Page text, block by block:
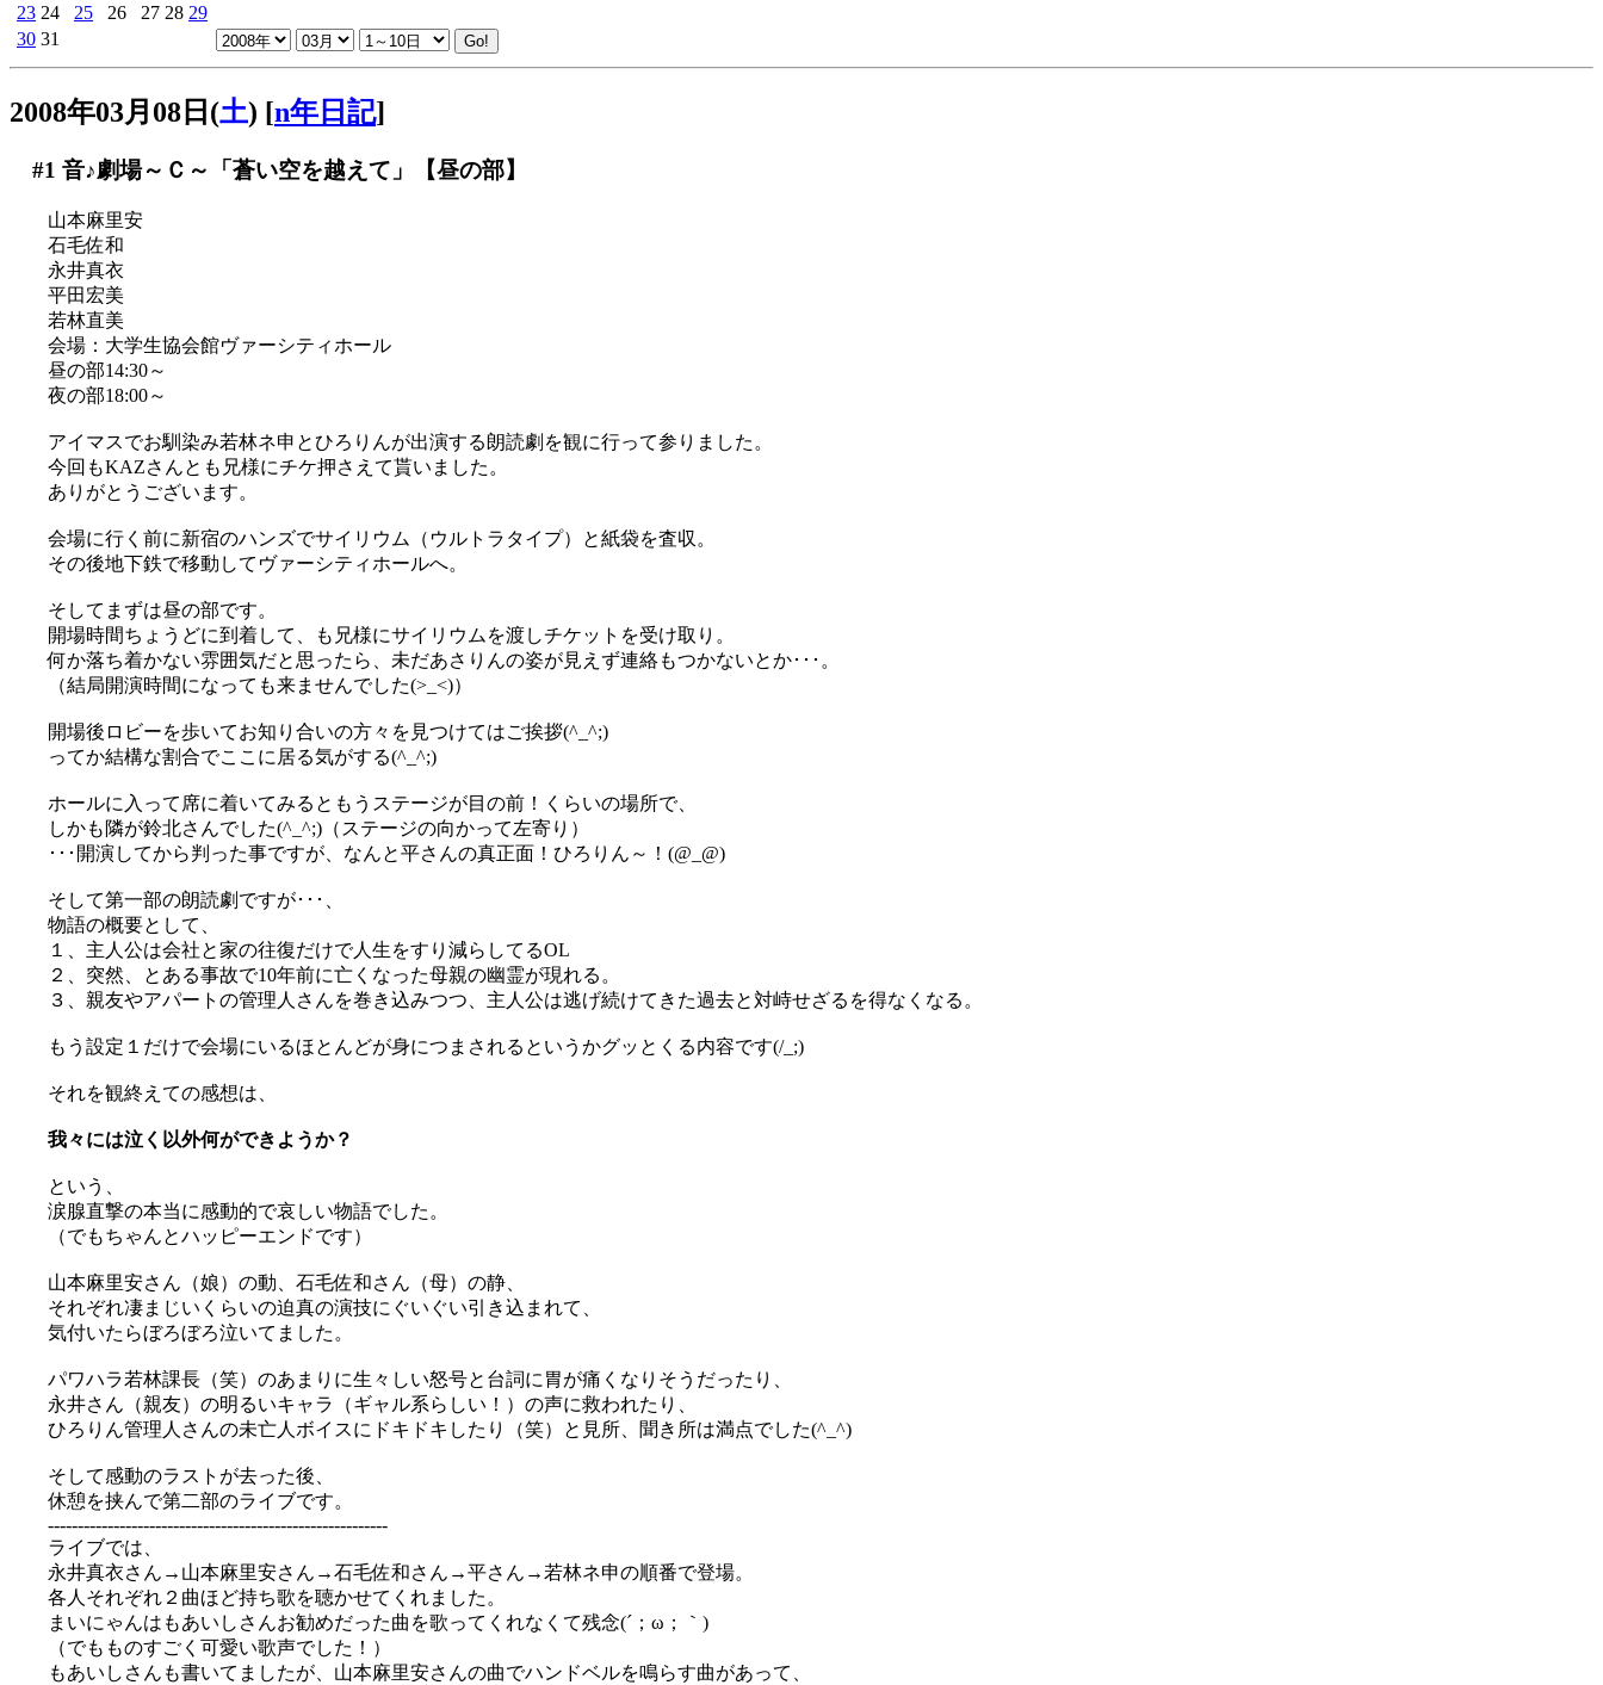
23 24 25 26 27 28 29
30 31
2008年03月08日(土) [n年日記]
#1 音♪劇場～Ｃ～「蒼い空を越えて」【昼の部】
山本麻里安
石毛佐和
永井真衣
平田宏美
若林直美
会場：大学生協会館ヴァーシティホール
昼の部14:30～
夜の部18:00～
アイマスでお馴染み若林ネ申とひろりんが出演する朗読劇を観に行って参りました。
今回もKAZさんとも兄様にチケ押さえて貰いました。
ありがとうございます。
会場に行く前に新宿のハンズでサイリウム（ウルトラタイプ）と紙袋を査収。
その後地下鉄で移動してヴァーシティホールへ。
そしてまずは昼の部です。
開場時間ちょうどに到着して、も兄様にサイリウムを渡しチケットを受け取り。
何か落ち着かない雰囲気だと思ったら、未だあさりんの姿が見えず連絡もつかないとか･･･。
（結局開演時間になっても来ませんでした(>_<)）
開場後ロビーを歩いてお知り合いの方々を見つけてはご挨拶(^_^;)
ってか結構な割合でここに居る気がする(^_^;)
ホールに入って席に着いてみるともうステージが目の前！くらいの場所で、
しかも隣が鈴北さんでした(^_^;)（ステージの向かって左寄り）
･･･開演してから判った事ですが、なんと平さんの真正面！ひろりん～！(@_@)
そして第一部の朗読劇ですが･･･、
物語の概要として、
１、主人公は会社と家の往復だけで人生をすり減らしてるOL
２、突然、とある事故で10年前に亡くなった母親の幽霊が現れる。
３、親友やアパートの管理人さんを巻き込みつつ、主人公は逃げ続けてきた過去と対峙せざるを得なくなる。
もう設定１だけで会場にいるほとんどが身につまされるというかグッとくる内容です(/_;)
それを観終えての感想は、
我々には泣く以外何ができようか？
という、
涙腺直撃の本当に感動的で哀しい物語でした。
（でもちゃんとハッピーエンドです）
山本麻里安さん（娘）の動、石毛佐和さん（母）の静、
それぞれ凄まじいくらいの迫真の演技にぐいぐい引き込まれて、
気付いたらぼろぼろ泣いてました。
パワハラ若林課長（笑）のあまりに生々しい怒号と台詞に胃が痛くなりそうだったり、
永井さん（親友）の明るいキャラ（ギャル系らしい！）の声に救われたり、
ひろりん管理人さんの未亡人ボイスにドキドキしたり（笑）と見所、聞き所は満点でした(^_^)
そして感動のラストが去った後、
休憩を挟んで第二部のライブです。
---------------------------------------------------------
ライブでは、
永井真衣さん→山本麻里安さん→石毛佐和さん→平さん→若林ネ申の順番で登場。
各人それぞれ２曲ほど持ち歌を聴かせてくれました。
まいにゃんはもあいしさんお勧めだった曲を歌ってくれなくて残念(´；ω；｀)
（でもものすごく可愛い歌声でした！）
もあいしさんも書いてましたが、山本麻里安さんの曲でハンドベルを鳴らす曲があって、